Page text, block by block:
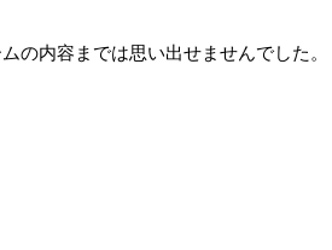
の内容までは思い出せませんでした。